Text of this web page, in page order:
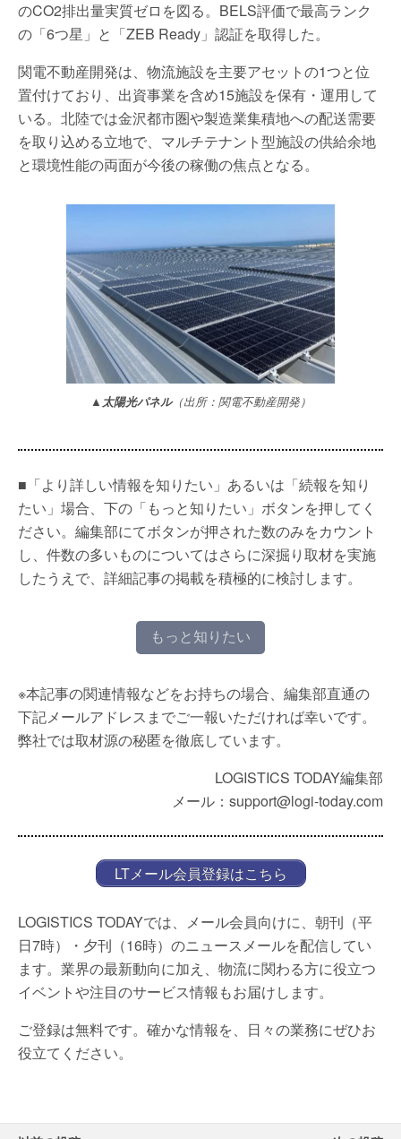
のCO2排出量実質ゼロを図る。BELS評価で最高ランク
の「6つ星」と「ZEB Ready」認証を取得した。
関電不動産開発は、物流施設を主要アセットの1つと位
置付けており、出資事業を含め15施設を保有・運用して
いる。北陸では金沢都市圏や製造業集積地への配送需要
を取り込める立地で、マルチテナント型施設の供給余地
と環境性能の両面が今後の稼働の焦点となる。
▲太陽光パネル（出所：関電不動産開発）
■「より詳しい情報を知りたい」あるいは「続報を知り
たい」場合、下の「もっと知りたい」ボタンを押してく
ださい。編集部にてボタンが押された数のみをカウント
し、件数の多いものについてはさらに深掘り取材を実施
したうえで、詳細記事の掲載を積極的に検討します。
もっと知りたい
※本記事の関連情報などをお持ちの場合、編集部直通の
下記メールアドレスまでご一報いただければ幸いです。
弊社では取材源の秘匿を徹底しています。
LOGISTICS TODAY編集部
メール：support@logi-today.com
LTメール会員登録はこちら
LOGISTICS TODAYでは、メール会員向けに、朝刊（平
日7時）・夕刊（16時）のニュースメールを配信してい
ます。業界の最新動向に加え、物流に関わる方に役立つ
イベントや注目のサービス情報もお届けします。
ご登録は無料です。確かな情報を、日々の業務にぜひお
役立てください。